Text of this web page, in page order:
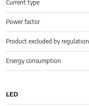
Current type
Power factor
Product excluded by regulation
Energy consumption
LED